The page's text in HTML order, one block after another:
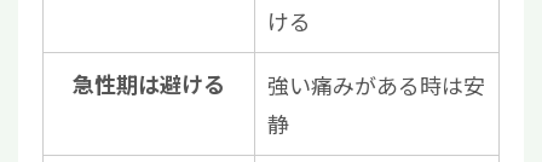
ける
急性期は避ける
強い痛みがある時は安
静